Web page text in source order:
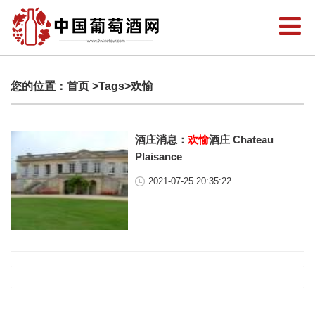
您的位置： 首页 >Tags>欢愉
酒庄消息：欢愉酒庄 Chateau
Plaisance
2021-07-25 20:35:22